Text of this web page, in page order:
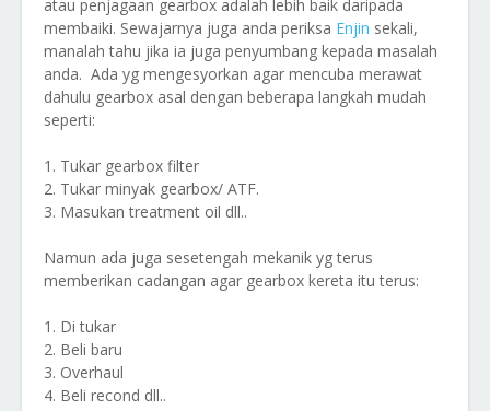
atau penjagaan gearbox adalah lebih baik daripada
membaiki. Sewajarnya juga anda periksa Enjin sekali,
manalah tahu jika ia juga penyumbang kepada masalah
anda. Ada yg mengesyorkan agar mencuba merawat
dahulu gearbox asal dengan beberapa langkah mudah
seperti:
1. Tukar gearbox filter
2. Tukar minyak gearbox/ ATF.
3. Masukan treatment oil dll..
Namun ada juga sesetengah mekanik yg terus
memberikan cadangan agar gearbox kereta itu terus:
1. Di tukar
2. Beli baru
3. Overhaul
4. Beli recond dll..